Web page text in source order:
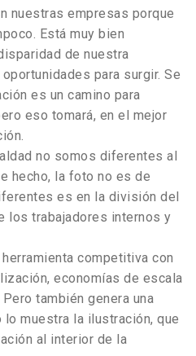
nuestras empresas porque
Está muy bien
de nuestra
para surgir. Se
es un camino para
eso tomará, en el mejor
no somos diferentes al
hecho, la foto no es de
es en la división del
los trabajadores internos y
competitiva con
economías de escala
también genera una
lo muestra la ilustración, que
al interior de la